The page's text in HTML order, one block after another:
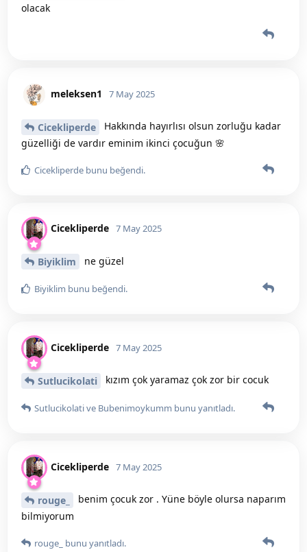
olacak
meleksen1 7 May 2025
Cicekliperde
Hakkında hayırlısı olsun zorluğu kadar
güzelliği de vardır eminim ikinci çocuğun 🌸
Cicekliperde bunu beğendi.
Cicekliperde 7 May 2025
Biyiklim ne güzel
Biyiklim bunu beğendi.
Cicekliperde 7 May 2025
Sutlucikolati kızım çok yaramaz çok zor bir cocuk
Sutlucikolative Bubenimoykumm bunu yanıtladı.
Cicekliperde 7 May 2025
rouge_
benim çocuk zor . Yüne böyle olursa naparım
bilmiyorum
rouge_ bunu yanıtladı.